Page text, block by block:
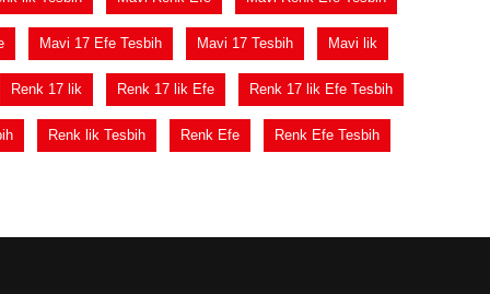
Mavi 17 Efe Tesbih Mavi 17 Tesbih Mavi lik
Renk 17 lik Renk 17 lik Efe Renk 17 lik Efe Tesbih
Renk lik Tesbih Renk Efe Renk Efe Tesbih